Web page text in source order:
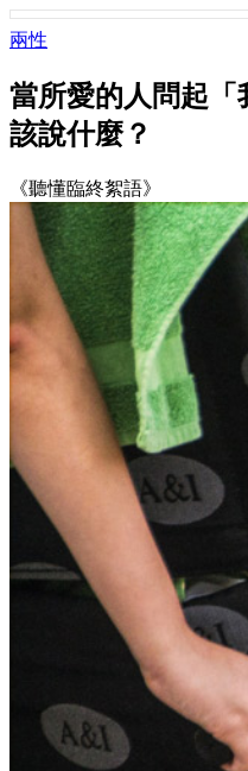
兩性
當所愛的人問起「
該說什麼？
《聽懂臨終絮語》